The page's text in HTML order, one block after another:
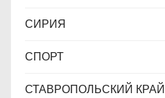
СИРИЯ
СПОРТ
СТАВРОПОЛЬСКИЙ КРАЙ